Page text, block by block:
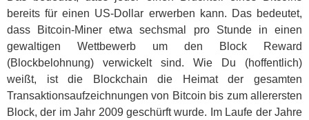
bereits für einen US-Dollar erwerben kann. Das bedeutet,
dass Bitcoin-Miner etwa sechsmal pro Stunde in einen
gewaltigen Wettbewerb um den Block Reward
(Blockbelohnung) verwickelt sind. Wie Du (hoffentlich)
weißt, ist die Blockchain die Heimat der gesamten
Transaktionsaufzeichnungen von Bitcoin bis zum allerersten
Block, der im Jahr 2009 geschürft wurde. Im Laufe der Jahre